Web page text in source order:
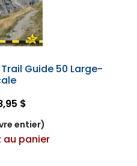
Guide 50 Large-
$
entier)
au panier